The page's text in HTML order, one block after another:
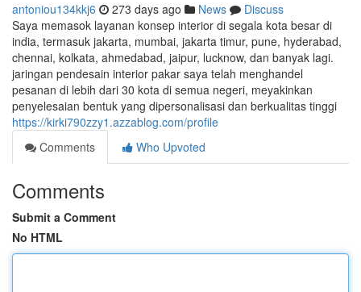
antoniou134kkj6 273 days ago News
Discuss
Saya memasok layanan konsep interior di segala kota besar di
india, termasuk jakarta, mumbai, jakarta timur, pune, hyderabad,
chennai, kolkata, ahmedabad, jaipur, lucknow, dan banyak lagi.
jaringan pendesain interior pakar saya telah menghandel
pesanan di lebih dari 30 kota di semua negeri, meyakinkan
penyelesaian bentuk yang dipersonalisasi dan berkualitas tinggi
https://kirki790zzy1.azzablog.com/profile
Comments
Who Upvoted
Comments
Submit a Comment
No HTML